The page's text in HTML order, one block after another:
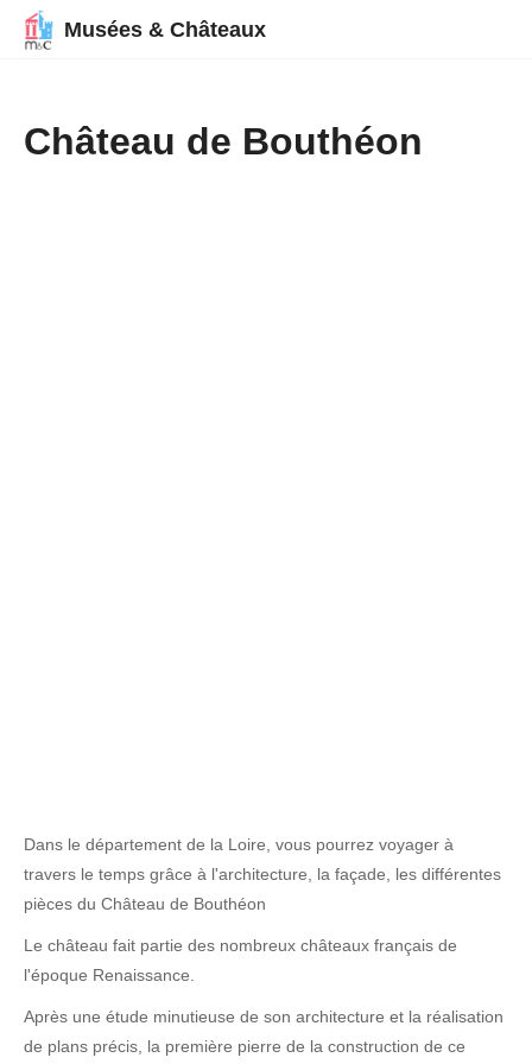
Musées & Châteaux
Château de Bouthéon
Dans le département de la Loire, vous pourrez voyager à
travers le temps grâce à l'architecture, la façade, les différentes
pièces du Château de Bouthéon
Le château fait partie des nombreux châteaux français de
l'époque Renaissance.
Après une étude minutieuse de son architecture et la réalisation
de plans précis, la première pierre de la construction de ce